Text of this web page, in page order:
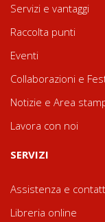
Servizi e vantaggi
Raccolta punti
Eventi
Collaborazioni e
Notizie e Area
Lavora con noi
SERVIZI
Assistenza e
Libreria online